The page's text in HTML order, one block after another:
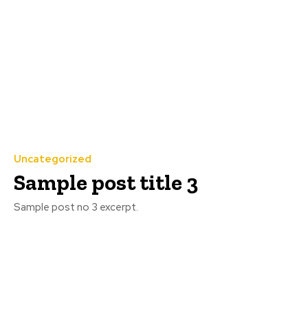
Uncategorized
Sample post title 3
Sample post no 3 excerpt.